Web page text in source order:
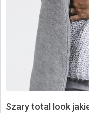
Szary total look